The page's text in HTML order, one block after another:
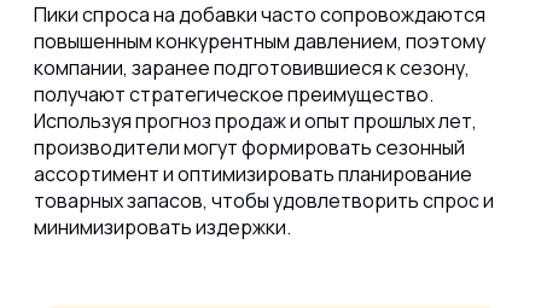
Пики спроса на добавки часто сопровождаются
повышенным конкурентным давлением, поэтому
компании, заранее подготовившиеся к сезону,
получают стратегическое преимущество.
Используя прогноз продаж и опыт прошлых лет,
производители могут формировать сезонный
ассортимент и оптимизировать планирование
товарных запасов, чтобы удовлетворить спрос и
минимизировать издержки.